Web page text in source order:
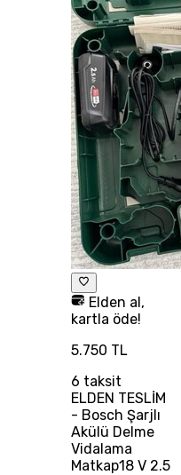
Elden al,
kartla öde!
5.750 TL
6 taksit
ELDEN TESLİM
- Bosch Şarjlı
Akülü Delme
Vidalama
Matkap18 V 2.5